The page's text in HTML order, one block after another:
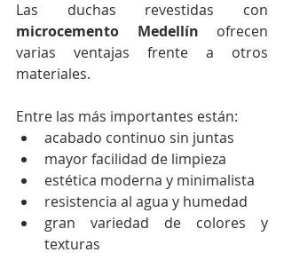
microcemento Medellín ofrecen
varias ventajas frente a otros
materiales.
Entre las más importantes están:
acabado continuo sin juntas
mayor facilidad de limpieza
estética moderna y minimalista
resistencia al agua y humedad
gran variedad de colores y
texturas